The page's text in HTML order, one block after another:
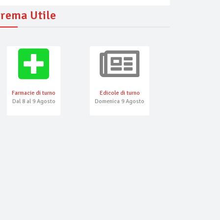
Utile
Farmacie di turno
Dal 8 al 9 Agosto
Edicole di turno
Domenica 9 Agosto